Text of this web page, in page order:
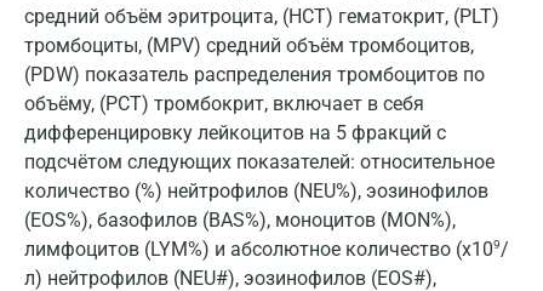
средний объём эритроцита, (HCT) гематокрит, (PLT)
тромбоциты, (MPV) средний объём тромбоцитов,
(PDW) показатель распределения тромбоцитов по
объёму, (PCT) тромбокрит, включает в себя
дифференцировку лейкоцитов на 5 фракций с
подсчётом следующих показателей: относительное
количество (%) нейтрофилов (NEU%), эозинофилов
(EOS%), базофилов (BAS%), моноцитов (MON%),
лимфоцитов (LYM%) и абсолютное количество (x109/
л) нейтрофилов (NEU#), эозинофилов (EOS#),
Мытищи
Набережные Челны
Наро-Фоминск
Нижневартовск
Нижнекамск
Новокузнецк